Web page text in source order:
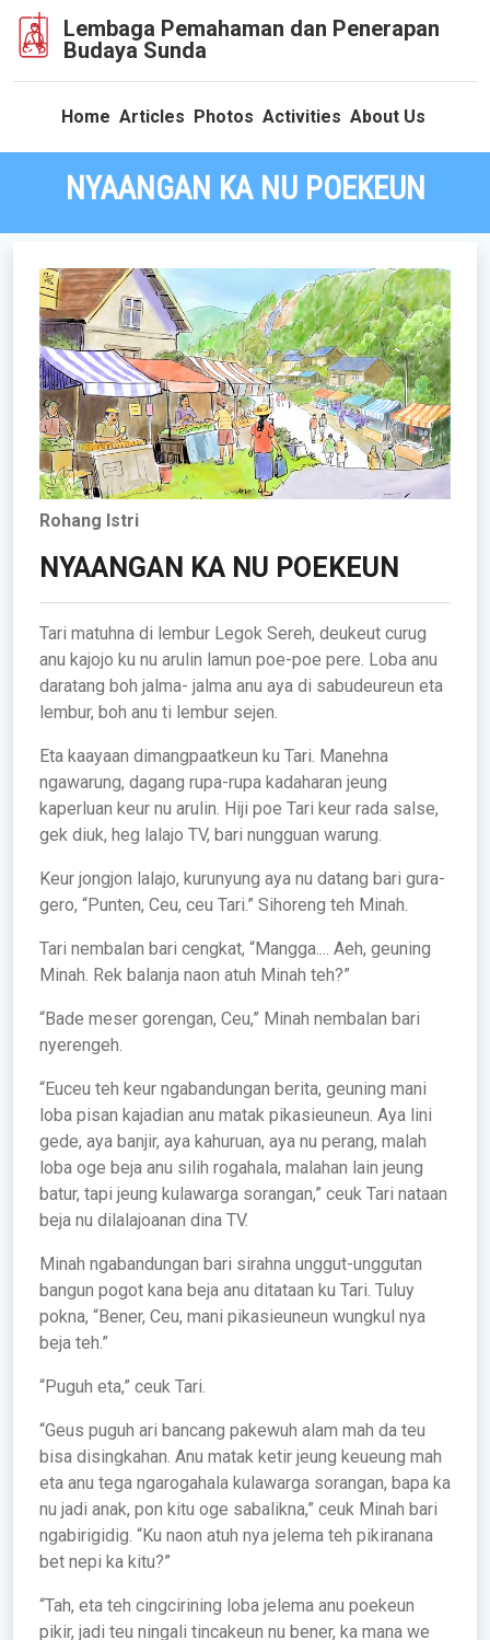
Lembaga Pemahaman dan Penerapan
Budaya Sunda
Home Articles Photos Activities About Us
NYAANGAN KA NU POEKEUN
Rohang Istri
NYAANGAN KA NU POEKEUN
Tari matuhna di lembur Legok Sereh, deukeut curug
anu kajojo ku nu arulin lamun poe-poe pere. Loba anu
daratang boh jalma- jalma anu aya di sabudeureun eta
lembur, boh anu ti lembur sejen.
Eta kaayaan dimangpaatkeun ku Tari. Manehna
ngawarung, dagang rupa-rupa kadaharan jeung
kaperluan keur nu arulin. Hiji poe Tari keur rada salse,
gek diuk, heg lalajo TV, bari nungguan warung.
Keur jongjon lalajo, kurunyung aya nu datang bari gura-
gero, “Punten, Ceu, ceu Tari.” Sihoreng teh Minah.
Tari nembalan bari cengkat, “Mangga.... Aeh, geuning
Minah. Rek balanja naon atuh Minah teh?”
“Bade meser gorengan, Ceu,” Minah nembalan bari
nyerengeh.
“Euceu teh keur ngabandungan berita, geuning mani
loba pisan kajadian anu matak pikasieuneun. Aya lini
gede, aya banjir, aya kahuruan, aya nu perang, malah
loba oge beja anu silih rogahala, malahan lain jeung
batur, tapi jeung kulawarga sorangan,” ceuk Tari nataan
beja nu dilalajoanan dina TV.
Minah ngabandungan bari sirahna unggut-unggutan
bangun pogot kana beja anu ditataan ku Tari. Tuluy
pokna, “Bener, Ceu, mani pikasieuneun wungkul nya
beja teh.”
“Puguh eta,” ceuk Tari.
“Geus puguh ari bancang pakewuh alam mah da teu
bisa disingkahan. Anu matak ketir jeung keueung mah
eta anu tega ngarogahala kulawarga sorangan, bapa ka
nu jadi anak, pon kitu oge sabalikna,” ceuk Minah bari
ngabirigidig. “Ku naon atuh nya jelema teh pikiranana
bet nepi ka kitu?”
“Tah, eta teh cingcirining loba jelema anu poekeun
pikir, jadi teu ningali tincakeun nu bener, ka mana we